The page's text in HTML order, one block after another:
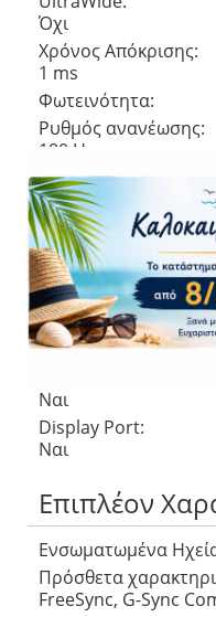
Όχι
Χρόνος Απόκρισης:
1 ms
Φωτεινότητα:
Ρυθμός ανανέωσης:
180 Hz
Αντίθεση εικόνας:
1000 :1
Aspect ratio:
16:9
Γωνία θέασης:
Θύρες
Ναι
Display Port:
Ναι
Επιπλέον
Ενσωματωμένα
Πρόσθετα
FreeSync, G-Sync